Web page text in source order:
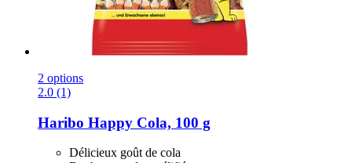
2 options
2.0 (1)
Haribo Happy Cola, 100 g
Délicieux goût de cola